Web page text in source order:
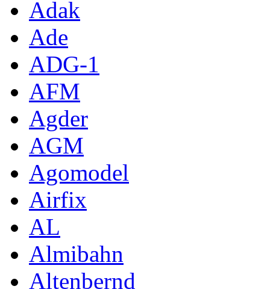
Adak
Ade
ADG-1
AFM
Agder
AGM
Agomodel
Airfix
AL
Almibahn
Altenbernd